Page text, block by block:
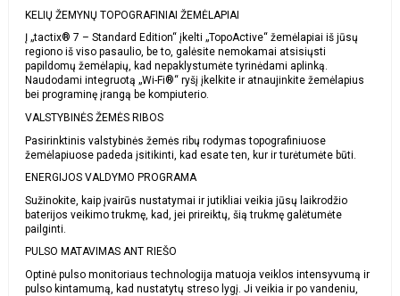
KELIŲ ŽEMYNŲ TOPOGRAFINIAI ŽEMĖLAPIAI
Į „tactix® 7 – Standard Edition“ įkelti „TopoActive“ žemėlapiai iš jūsų
regiono iš viso pasaulio, be to, galėsite nemokamai atsisiųsti
papildomų žemėlapių, kad nepaklystumėte tyrinėdami aplinką.
Naudodami integruotą „Wi-Fi®“ ryšį įkelkite ir atnaujinkite žemėlapius
bei programinę įrangą be kompiuterio.
VALSTYBINĖS ŽEMĖS RIBOS
Pasirinktinis valstybinės žemės ribų rodymas topografiniuose
žemėlapiuose padeda įsitikinti, kad esate ten, kur ir turėtumėte būti.
ENERGIJOS VALDYMO PROGRAMA
Sužinokite, kaip įvairūs nustatymai ir jutikliai veikia jūsų laikrodžio
baterijos veikimo trukmę, kad, jei prireiktų, šią trukmę galėtumėte
pailginti.
PULSO MATAVIMAS ANT RIEŠO
Optinė pulso monitoriaus technologija matuoja veiklos intensyvumą ir
pulso kintamumą, kad nustatytų streso lygį. Ji veikia ir po vandeniu,